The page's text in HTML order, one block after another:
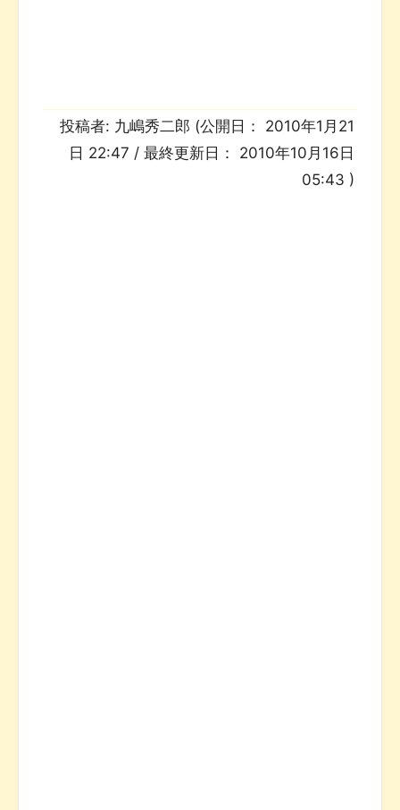
投稿者: 九嶋秀二郎 (公開日： 2010年1月21
日 22:47 / 最終更新日： 2010年10月16日
05:43 )